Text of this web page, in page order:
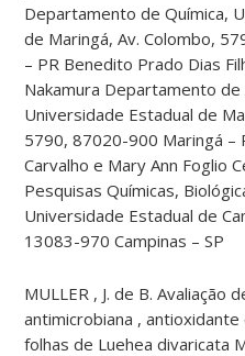
Departamento de Química,
de Maringá, Av. Colombo,
– PR Benedito Prado Dias
Nakamura Departamento de
Universidade Estadual de
5790, 87020-900 Maringá –
Carvalho e Mary Ann Foglio
Pesquisas Químicas,
Universidade Estadual de
13083-970 Campinas – SP
MULLER , J. de B. Avaliação
antimicrobiana ,
folhas de Luehea divaricata